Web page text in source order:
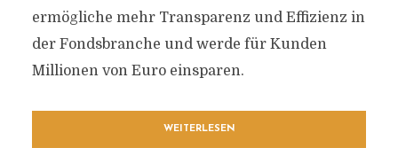
ermögliche mehr Transparenz und Effizienz in
der Fondsbranche und werde für Kunden
Millionen von Euro einsparen.
WEITERLESEN